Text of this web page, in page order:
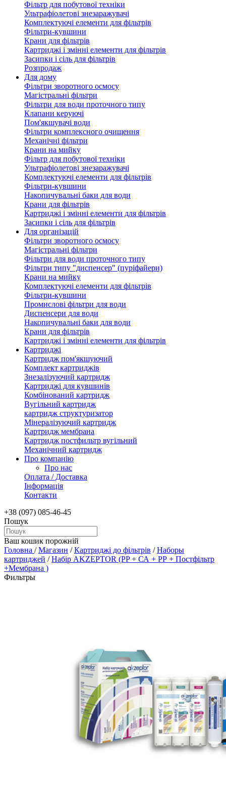
Фільтр для побутової техніки
Ультрафіолетові знезаражувачі
Комплектуючі елементи для фільтрів
Фільтри-кувшини
Крани для фільтрів
Картриджі і змінні елементи для фільтрів
Засипки і сіль для фільтрів
Розпродаж
Для дому
Фільтри зворотного осмосу
Магістральні фільтри
Фільтри для води проточного типу
Клапани керуючі
Пом'якшувачі води
Фільтри комплексного очищення
Механічні фільтри
Крани на мийку
Фільтр для побутової техніки
Ультрафіолетові знезаражувачі
Комплектуючі елементи для фільтрів
Фільтри-кувшини
Накопичувальні баки для води
Крани для фільтрів
Картриджі і змінні елементи для фільтрів
Засипки і сіль для фільтрів
Для організацій
Фільтри зворотного осмосу
Магістральні фільтри
Фільтри для води проточного типу
Фільтри типу "диспенсер" (пуріфайери)
Крани на мийку
Комплектуючі елементи для фільтрів
Фільтри-кувшини
Промислові фільтри для води
Диспенсери для води
Накопичувальні баки для води
Крани для фільтрів
Картриджі і змінні елементи для фільтрів
Картриджі
Картридж пом'якшуючий
Комплект картриджів
Знезалізуючий картридж
Картриджі для кувшинів
Комбінований картридж
Вугільний картридж
картридж структуризатор
Мінералізуючий картридж
Картридж мембрана
Картридж постфильтр вугільний
Механічний картридж
Про компанію
Про нас
Оплата / Доставка
Інформація
Контакти
+38 (097) 085-46-45
Пошук
Ваш кошик порожній
Головна /Магазин /Картриджі до фільтрів /Наборы
картриджей /Набір AKZEPTOR (PP + СА + РР + Постфільтр
+Мембрана )
Фильтры